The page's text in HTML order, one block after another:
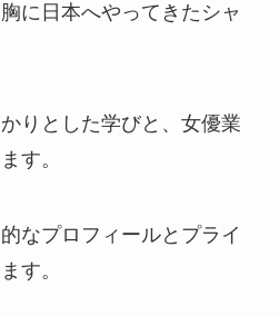
に日本へやってきたシャ
りとした学びと、女優業
す。
なプロフィールとプライ
す。